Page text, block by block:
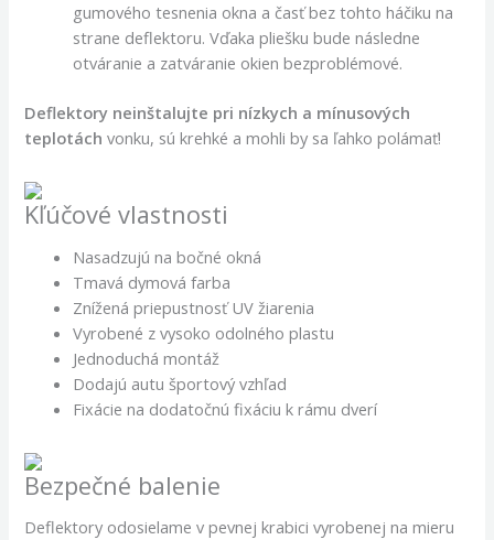
gumového tesnenia okna a časť bez tohto háčiku na
strane deflektoru. Vďaka pliešku bude následne
otváranie a zatváranie okien bezproblémové.
Deflektory neinštalujte pri nízkych a mínusových
teplotách vonku, sú krehké a mohli by sa ľahko polámať!
Kľúčové vlastnosti
Nasadzujú na bočné okná
Tmavá dymová farba
Znížená priepustnosť UV žiarenia
Vyrobené z vysoko odolného plastu
Jednoduchá montáž
Dodajú autu športový vzhľad
Fixácie na dodatočnú fixáciu k rámu dverí
Bezpečné balenie
Deflektory odosielame v pevnej krabici vyrobenej na mieru